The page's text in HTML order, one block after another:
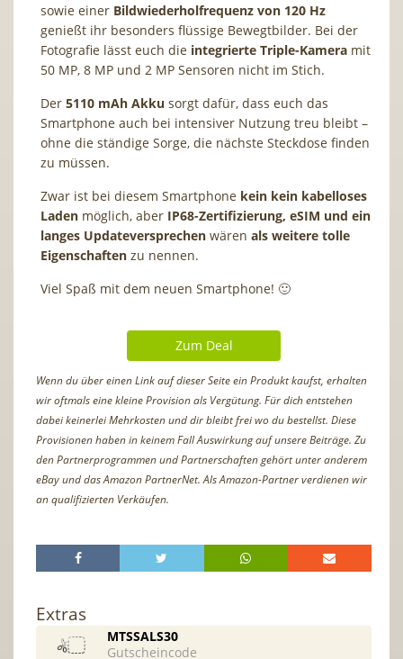
sowie einer Bildwiederholfrequenz von 120 Hz
genießt ihr besonders flüssige Bewegtbilder. Bei der
Fotografie lässt euch die integrierte Triple-Kamera mit
50 MP, 8 MP und 2 MP Sensoren nicht im Stich.
Der 5110 mAh Akku sorgt dafür, dass euch das
Smartphone auch bei intensiver Nutzung treu bleibt –
ohne die ständige Sorge, die nächste Steckdose finden
zu müssen.
Zwar ist bei diesem Smartphone kein kein kabelloses
Laden möglich, aber IP68-Zertifizierung, eSIM und ein
langes Updateversprechen wären als weitere tolle
Eigenschaften zu nennen.
Viel Spaß mit dem neuen Smartphone! 🙂
Zum Deal
Wenn du über einen Link auf dieser Seite ein Produkt kaufst, erhalten
wir oftmals eine kleine Provision als Vergütung. Für dich entstehen
dabei keinerlei Mehrkosten und dir bleibt frei wo du bestellst. Diese
Provisionen haben in keinem Fall Auswirkung auf unsere Beiträge. Zu
den Partnerprogrammen und Partnerschaften gehört unter anderem
eBay und das Amazon PartnerNet. Als Amazon-Partner verdienen wir
an qualifizierten Verkäufen.
Extras
MTSSALS30
Gutscheincode